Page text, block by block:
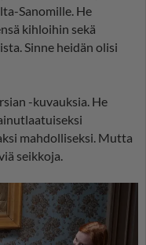
Sanomille. He
kihloihin sekä
Sinne heidän olisi
-kuvauksia. He
mahdolliseksi. Mutta
seikkoja.